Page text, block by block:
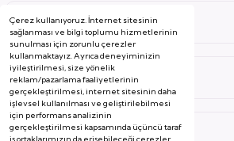
Çerez kullanıyoruz. İnternet sitesinin
sağlanması ve bilgi toplumu hizmetlerinin
sunulması için zorunlu çerezler
kullanmaktayız. Ayrıca deneyiminizin
iyileştirilmesi, size yönelik
reklam/pazarlama faaliyetlerinin
gerçekleştirilmesi, internet sitesinin daha
işlevsel kullanılması ve geliştirilebilmesi
için performans analizinin
gerçekleştirilmesi kapsamında üçüncü taraf
Satış Sonrası
Hizmetler
Kategoriler